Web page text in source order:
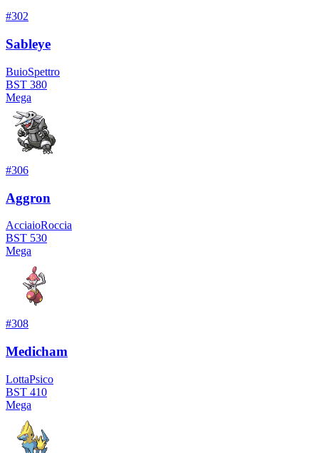
#302
Sableye
BuioSpettro
BST 380
Mega
#306
Aggron
AcciaioRoccia
BST 530
Mega
#308
Medicham
LottaPsico
BST 410
Mega